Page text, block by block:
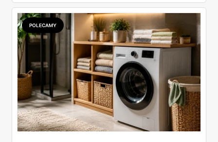
rozpiska: co dokładnie sprzedaje Lidl, ile kosztują
odpowiedniki u producenta i komu ten zakup naprawdę
się opłaci.
POLECAMY